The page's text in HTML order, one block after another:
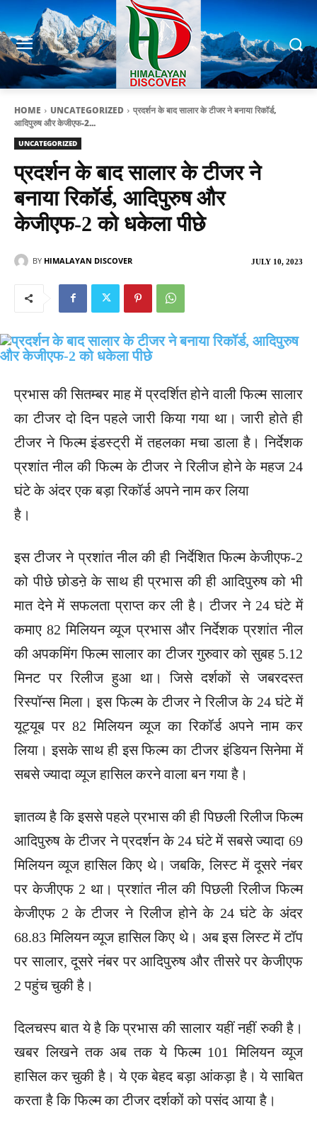
HOME UNCATEGORIZED
प्रदर्शन के बाद सालार के टीजर ने बनाया रिकॉर्ड,
आदिपुरुष और केजीएफ-2...
UNCATEGORIZED
प्रदर्शन के बाद सालार के टीजर ने
बनाया रिकॉर्ड, आदिपुरुष और
केजीएफ-2 को धकेला पीछे
JULY 10, 2023
BY HIMALAYAN DISCOVER
प्रभास की सितम्बर माह में प्रदर्शित होने वाली फिल्म सालार
का टीजर दो दिन पहले जारी किया गया था। जारी होते ही
टीजर ने फिल्म इंडस्ट्री में तहलका मचा डाला है। निर्देशक
प्रशांत नील की फिल्म के टीजर ने रिलीज होने के महज 24
घंटे के अंदर एक बड़ा रिकॉर्ड अपने नाम कर लिया
है।
इस टीजर ने प्रशांत नील की ही निर्देशित फिल्म केजीएफ-2
को पीछे छोडऩे के साथ ही प्रभास की ही आदिपुरुष को भी
मात देने में सफलता प्राप्त कर ली है। टीजर ने 24 घंटे में
कमाए 82 मिलियन व्यूज प्रभास और निर्देशक प्रशांत नील
की अपकमिंग फिल्म सालार का टीजर गुरुवार को सुबह 5.12
मिनट पर रिलीज हुआ था। जिसे दर्शकों से जबरदस्त
रिस्पॉन्स मिला। इस फिल्म के टीजर ने रिलीज के 24 घंटे में
यूट्यूब पर 82 मिलियन व्यूज का रिकॉर्ड अपने नाम कर
लिया। इसके साथ ही इस फिल्म का टीजर इंडियन सिनेमा में
सबसे ज्यादा व्यूज हासिल करने वाला बन गया है।
ज्ञातव्य है कि इससे पहले प्रभास की ही पिछली रिलीज फिल्म
आदिपुरुष के टीजर ने प्रदर्शन के 24 घंटे में सबसे ज्यादा 69
मिलियन व्यूज हासिल किए थे। जबकि, लिस्ट में दूसरे नंबर
पर केजीएफ 2 था। प्रशांत नील की पिछली रिलीज फिल्म
केजीएफ 2 के टीजर ने रिलीज होने के 24 घंटे के अंदर
68.83 मिलियन व्यूज हासिल किए थे। अब इस लिस्ट में टॉप
पर सालार, दूसरे नंबर पर आदिपुरुष और तीसरे पर केजीएफ
2 पहुंच चुकी है।
दिलचस्प बात ये है कि प्रभास की सालार यहीं नहीं रुकी है।
खबर लिखने तक अब तक ये फिल्म 101 मिलियन व्यूज
हासिल कर चुकी है। ये एक बेहद बड़ा आंकड़ा है। ये साबित
करता है कि फिल्म का टीजर दर्शकों को पसंद आया है।